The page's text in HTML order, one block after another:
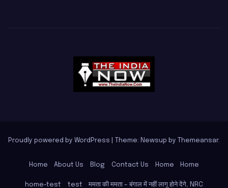
Proudly powered by WordPress Theme: Newsup by Themeansar.
Home About Us Blog Contact Us Home Home
home-test test ममता की ममता – बंगाल में नहीं लागू होने देंगे, NRC